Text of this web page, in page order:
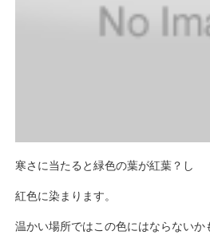
寒さに当たると緑色の葉が紅葉？し
紅色に染まります。
温かい場所ではこの色にはならないか